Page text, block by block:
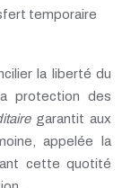
temporaire
la liberté du
protection des
garantit aux
appelée la
cette quotité